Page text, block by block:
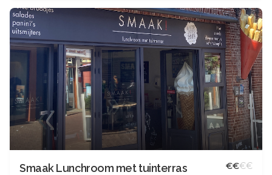
Smaak Lunchroom met tuinterras €€€€